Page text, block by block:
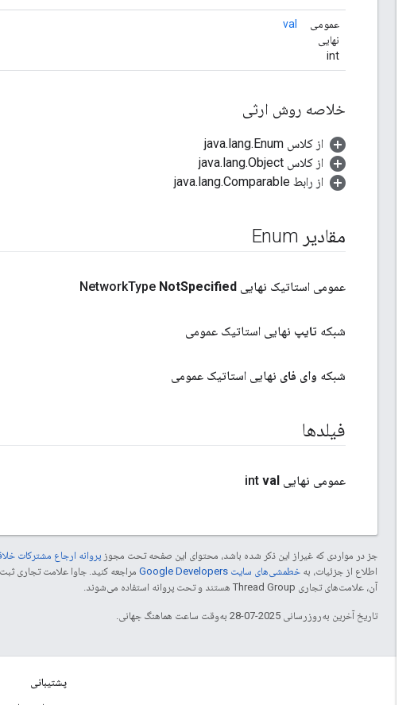
عمومی
نهایی
int
val
خلاصه روش ارثی
از کلاس java.lang.Enum
از کلاس java.lang.Object
از رابط java.lang.Comparable
مقادیر Enum
عمومی استاتیک نهایی Network Type NotSpecified
شبکه تایپ نهایی استاتیک عمومی
شبکه وای فای نهایی استاتیک عمومی
فیلدها
عمومی نهایی int val
جز در مواردی که غیراز این ذکر شده باشد، محتوای این صفحه تحت مجوز پروانه ارجاع مشترکات
اطلاع از جزئیات، به خطمشی‌های سایت Google Developers‏
آن، علامت‌های تجاری Thread Group هستند و تحت پروانه استفاده می‌شوند.
تاریخ آخرین به‌روزرسانی 2025-07-28 به‌وقت ساعت هماهنگ جهانی.
پشتیبانی